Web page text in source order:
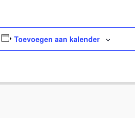
Toevoegen aan kalender